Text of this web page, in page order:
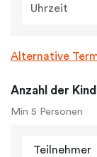
Uhrzeit
Alternative
Anzahl der
Min 5 Personen
Teilnehmer